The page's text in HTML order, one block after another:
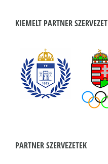
KIEMELT PARTNER SZERVEZET
PARTNER SZERVEZETEK